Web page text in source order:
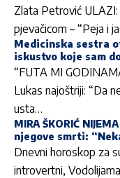
Zlata Petrović
pjevačicom – “Peja i
Medicinska sestra
iskustvo koje sam
“FUTA MI
Lukas najoštriji: “Da
usta…
MIRA ŠKORIĆ
njegove smrti:
Dnevni horoskop za
introvertni,